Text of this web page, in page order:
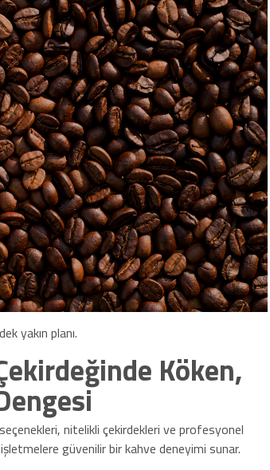
yakın planı.
Köken,
nitelikli çekirdekleri ve profesyonel
güvenilir bir kahve deneyimi sunar.